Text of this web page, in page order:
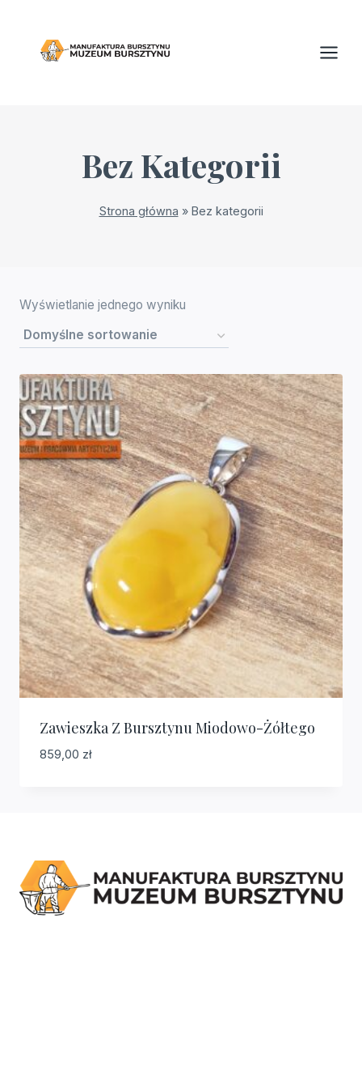
Bez Kategorii
Strona główna » Bez kategorii
Wyświetlanie jednego wyniku
Zawieszka Z Bursztynu Miodowo-Żółtego
859,00 zł